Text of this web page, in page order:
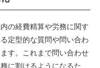
の経費精算や労務に関す
定型的な質問や問い合わ
す。これまで問い合わせ
に割けるようになるた